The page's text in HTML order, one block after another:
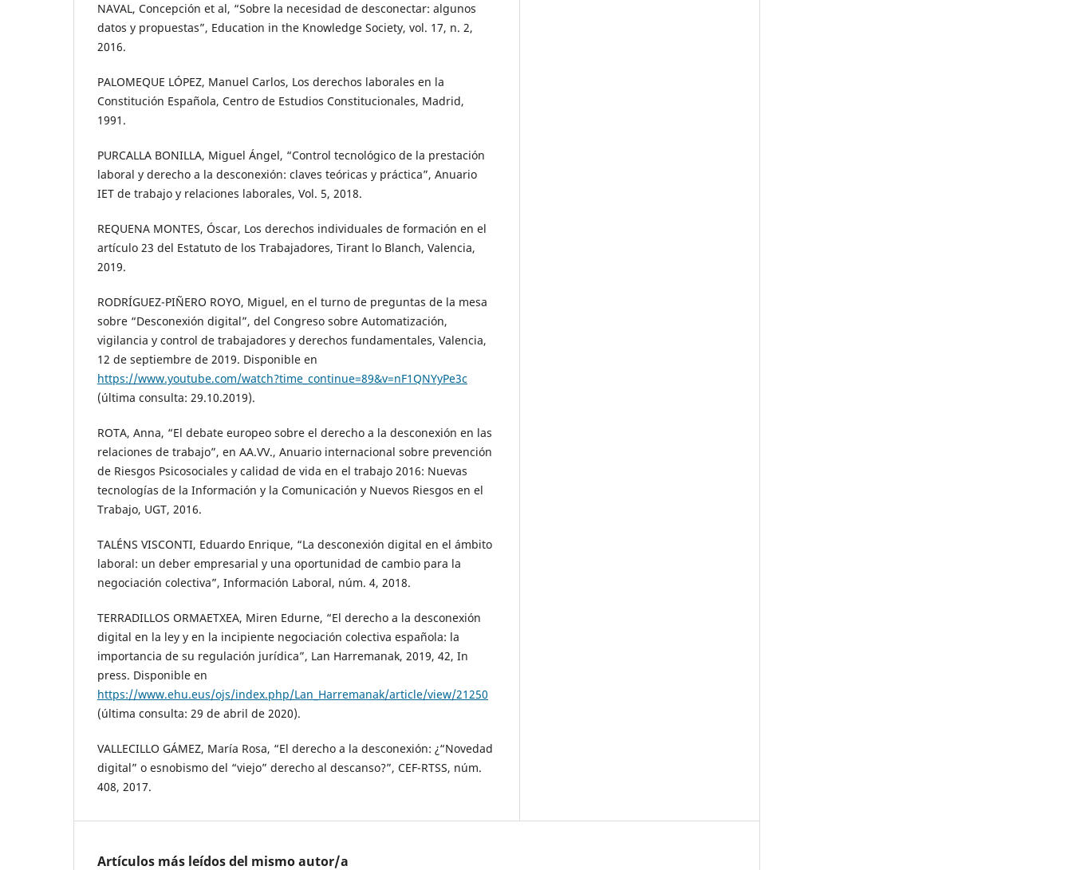
NAVAL, Concepción et al, “Sobre la necesidad de desconectar: algunos
datos y propuestas”, Education in the Knowledge Society, vol. 17, n. 2,
2016.
PALOMEQUE LÓPEZ, Manuel Carlos, Los derechos laborales en la
Constitución Española, Centro de Estudios Constitucionales, Madrid,
1991.
PURCALLA BONILLA, Miguel Ángel, “Control tecnológico de la prestación
laboral y derecho a la desconexión: claves teóricas y práctica”, Anuario
IET de trabajo y relaciones laborales, Vol. 5, 2018.
REQUENA MONTES, Óscar, Los derechos individuales de formación en el
artículo 23 del Estatuto de los Trabajadores, Tirant lo Blanch, Valencia,
2019.
RODRÍGUEZ-PIÑERO ROYO, Miguel, en el turno de preguntas de la mesa
sobre “Desconexión digital”, del Congreso sobre Automatización,
vigilancia y control de trabajadores y derechos fundamentales, Valencia,
12 de septiembre de 2019. Disponible en
https://www.youtube.com/watch?time_continue=89&v=nF1QNYyPe3c
(última consulta: 29.10.2019).
ROTA, Anna, “El debate europeo sobre el derecho a la desconexión en las
relaciones de trabajo”, en AA.VV., Anuario internacional sobre prevención
de Riesgos Psicosociales y calidad de vida en el trabajo 2016: Nuevas
tecnologías de la Información y la Comunicación y Nuevos Riesgos en el
Trabajo, UGT, 2016.
TALÉNS VISCONTI, Eduardo Enrique, “La desconexión digital en el ámbito
laboral: un deber empresarial y una oportunidad de cambio para la
negociación colectiva”, Información Laboral, núm. 4, 2018.
TERRADILLOS ORMAETXEA, Miren Edurne, “El derecho a la desconexión
digital en la ley y en la incipiente negociación colectiva española: la
importancia de su regulación jurídica”, Lan Harremanak, 2019, 42, In
press. Disponible en
https://www.ehu.eus/ojs/index.php/Lan_Harremanak/article/view/21250
(última consulta: 29 de abril de 2020).
VALLECILLO GÁMEZ, María Rosa, “El derecho a la desconexión: ¿“Novedad
digital” o esnobismo del “viejo” derecho al descanso?”, CEF-RTSS, núm.
408, 2017.
Artículos más leídos del mismo autor/a